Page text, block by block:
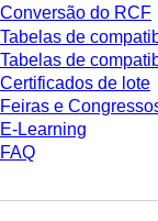
Conversão do RCF
Tabelas de
Tabelas de
Certificados de lote
Feiras e
E-Learning
FAQ